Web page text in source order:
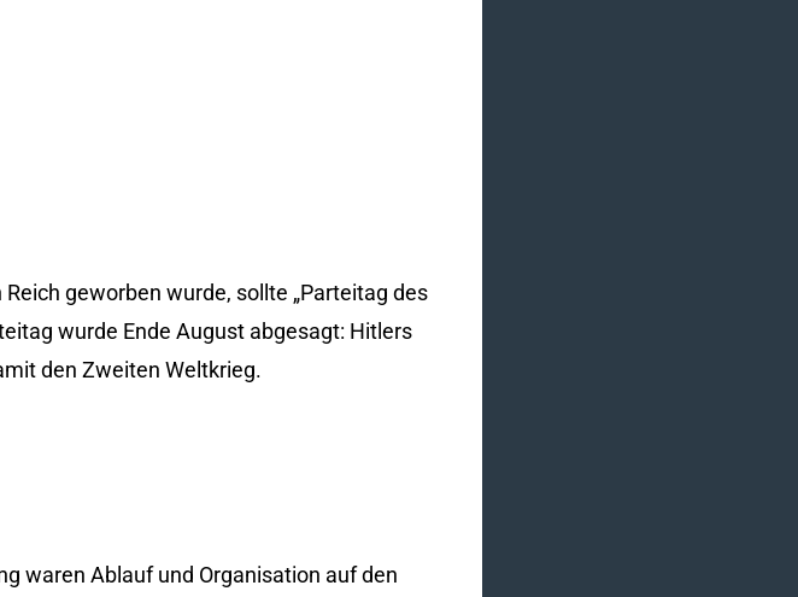
geworben wurde, sollte „Parteitag des
wurde Ende August abgesagt: Hitlers
den Zweiten Weltkrieg.
waren Ablauf und Organisation auf den